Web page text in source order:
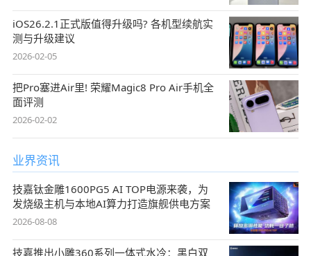
iOS26.2.1正式版值得升级吗? 各机型续航实
测与升级建议
2026-02-05
把Pro塞进Air里! 荣耀Magic8 Pro Air手机全
面评测
2026-02-02
业界资讯
技嘉钛金雕1600PG5 AI TOP电源来袭，为
发烧级主机与本地AI算力打造旗舰供电方案
2026-08-08
技嘉推出小雕360系列一体式水冷：黑白双